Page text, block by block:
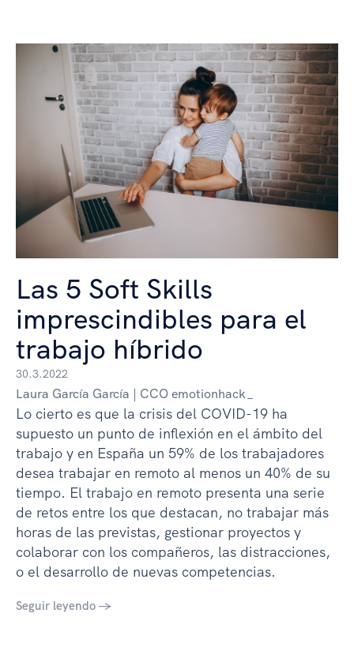
Las 5 Soft Skills
imprescindibles para el
trabajo híbrido
30.3.2022
Laura García García | CCO emotionhack_
Lo cierto es que la crisis del COVID-19 ha
supuesto un punto de inflexión en el ámbito del
trabajo y en España un 59% de los trabajadores
desea trabajar en remoto al menos un 40% de su
tiempo. El trabajo en remoto presenta una serie
de retos entre los que destacan, no trabajar más
horas de las previstas, gestionar proyectos y
colaborar con los compañeros, las distracciones,
o el desarrollo de nuevas competencias.
Seguir leyendo →